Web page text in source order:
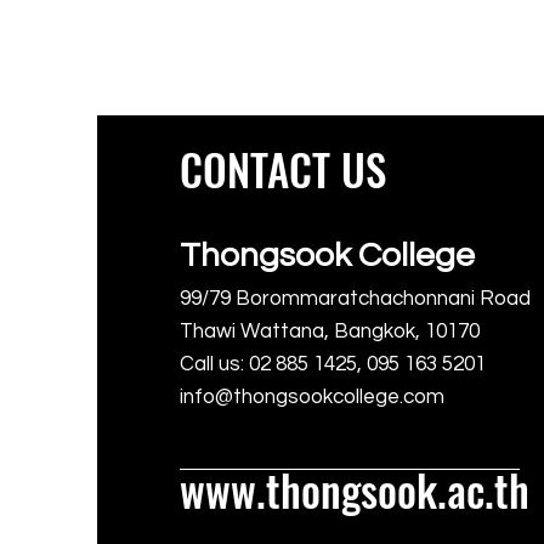
CONTACT US
Thongsook College
99/79 Borommaratchachonnani Road
Thawi Wattana, Bangkok, 10170
Call us: 02 885 1425, 095 163 5201
info@thongsookcollege.com
www.thongsook.ac.th